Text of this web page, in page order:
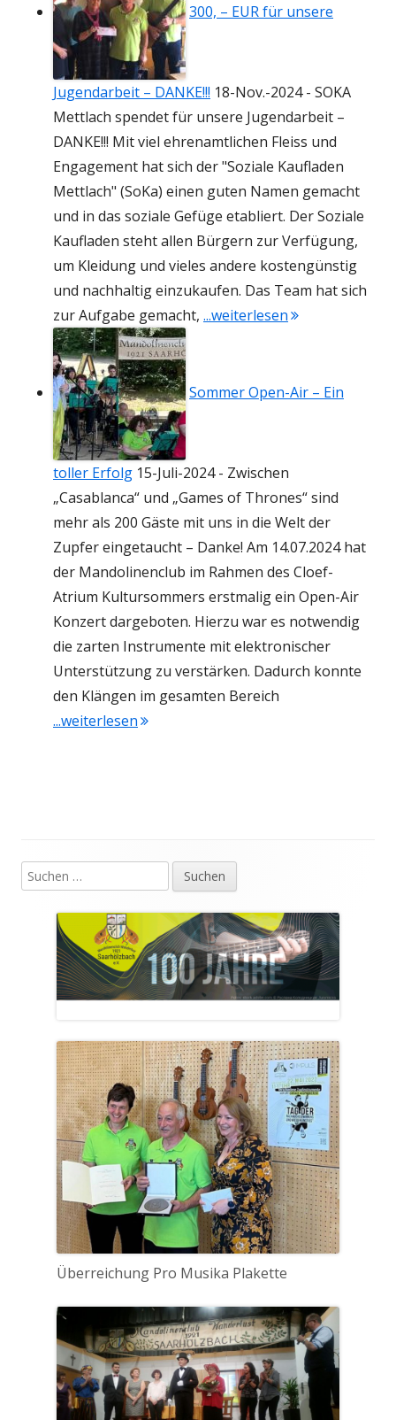
300, – EUR für unsere
Jugendarbeit – DANKE!!! 18-Nov.-2024 - SOKA
Mettlach spendet für unsere Jugendarbeit –
DANKE!!! Mit viel ehrenamtlichen Fleiss und
Engagement hat sich der "Soziale Kaufladen
Mettlach" (SoKa) einen guten Namen gemacht
und in das soziale Gefüge etabliert. Der Soziale
Kaufladen steht allen Bürgern zur Verfügung,
um Kleidung und vieles andere kostengünstig
und nachhaltig einzukaufen. Das Team hat sich
zur Aufgabe gemacht, ...weiterlesen"300, – EUR für
Sommer Open-Air – Ein
toller Erfolg 15-Juli-2024 - Zwischen
„Casablanca“ und „Games of Thrones“ sind
mehr als 200 Gäste mit uns in die Welt der
Zupfer eingetaucht – Danke! Am 14.07.2024 hat
der Mandolinenclub im Rahmen des Cloef-
Atrium Kultursommers erstmalig ein Open-Air
Konzert dargeboten. Hierzu war es notwendig
die zarten Instrumente mit elektronischer
Unterstützung zu verstärken. Dadurch konnte
den Klängen im gesamten Bereich
...weiterlesen"Sommer Open-Air – Ein toller Erfolg"
Haupt-
Seitenleiste
Suchen
nach:
Überreichung Pro Musika Plakette